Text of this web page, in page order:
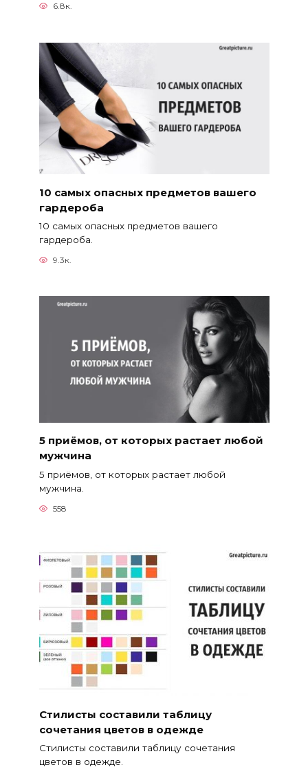
6.8к.
10 самых опасных предметов вашего
гардероба
10 самых опасных предметов вашего
гардероба.
9.3к.
5 приёмов, от которых растает любой
мужчина
5 приёмов, от которых растает любой
мужчина.
558
Стилисты составили таблицу
сочетания цветов в одежде
Стилисты составили таблицу сочетания
цветов в одежде.